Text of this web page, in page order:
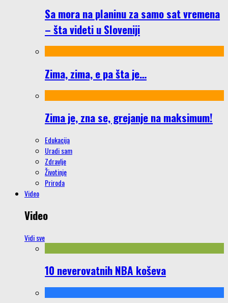
Sa mora na planinu za samo sat vremena
– šta videti u Sloveniji
Zima, zima, e pa šta je…
Zima je, zna se, grejanje na maksimum!
Edukacija
Uradi sam
Zdravlje
Životinje
Priroda
Video
Video
Vidi sve
10 neverovatnih NBA koševa